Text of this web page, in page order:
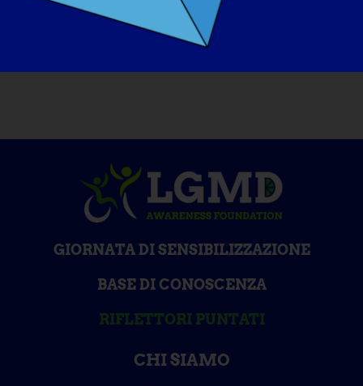
GIORNATA DI SENSIBILIZZAZIONE
BASE DI CONOSCENZA
RIFLETTORI PUNTATI
CHI SIAMO